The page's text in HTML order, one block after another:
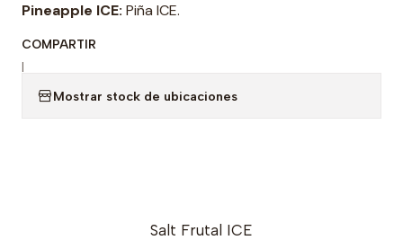
Pineapple ICE: Piña ICE.
COMPARTIR
|
Mostrar stock de ubicaciones
Salt Frutal ICE